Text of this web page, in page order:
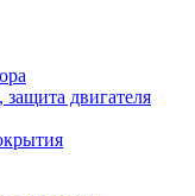
двигателя